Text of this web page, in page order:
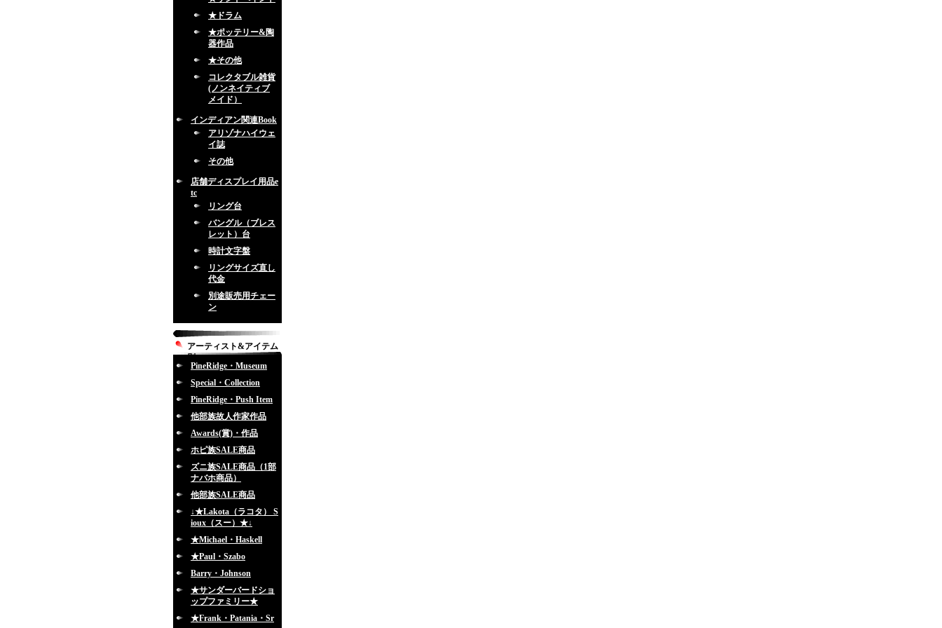
★ドラム
★ポッテリー&陶
器作品
★その他
コレクタブル雑貨
(ノンネイティブ
メイド）
インディアン関連Book
アリゾナハイウェ
イ誌
その他
店舗ディスプレイ用品e
tc
リング台
バングル（ブレス
レット）台
時計文字盤
リングサイズ直し
代金
別途販売用チェー
ン
アーティスト&アイテム
別
PineRidge・Museum
Special・Collection
PineRidge・Push Item
他部族故人作家作品
Awards(賞)・作品
ホピ族SALE商品
ズニ族SALE商品（1部
ナバホ商品）
他部族SALE商品
↓★Lakota（ラコタ） S
ioux（スー）★↓
★Michael・Haskell
★Paul・Szabo
Barry・Johnson
★サンダーバードショ
ップファミリー★
★Frank・Patania・Sr